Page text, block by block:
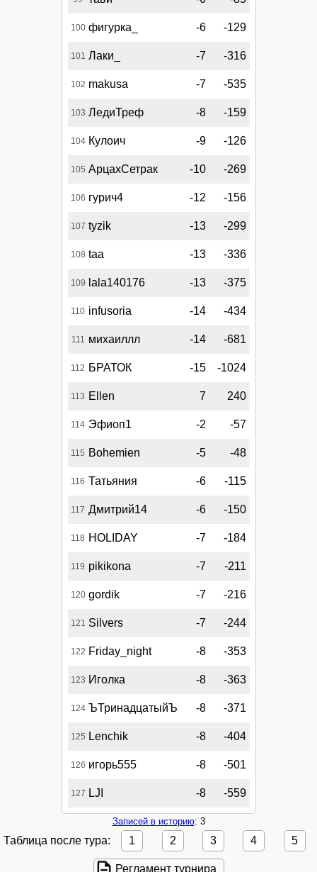
100 фигурка_ -6 -129
101 Лаки_ -7 -316
102 makusa -7 -535
103 ЛедиТреф -8 -159
104 Кулоич -9 -126
105 АрцахСетрак -10 -269
106 гурич4 -12 -156
107 tyzik -13 -299
108 taa -13 -336
109 lala140176 -13 -375
110 infusoria -14 -434
111 михаиллл -14 -681
112 БРАТОК -15 -1024
113 Ellen 7 240
114 Эфиоп1 -2 -57
115 Bohemien -5 -48
116 Татьяния -6 -115
117 Дмитрий14 -6 -150
118 HOLIDAY -7 -184
119 pikikona -7 -211
120 gordik -7 -216
121 Silvers -7 -244
122 Friday_night -8 -353
123 Иголка -8 -363
124 ЪТринадцатыйЪ -8 -371
125 Lenchik -8 -404
126 игорь555 -8 -501
127 LJI -8 -559
Записей в историю: 3
Таблица после тура: 1 2 3 4 5
Регламент турнира